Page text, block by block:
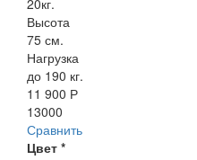
20кг.
Высота
75 см.
Нагрузка
до 190 кг.
11 900 Р
13000
Сравнить
Цвет *